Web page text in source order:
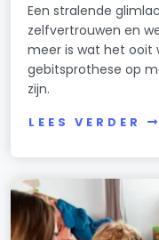
Een stralende
zelfvertrouwen en
meer is wat het ooit
gebitsprothese op
zijn.
LEES VERDER